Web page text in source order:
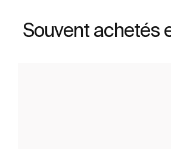
Souvent achetés